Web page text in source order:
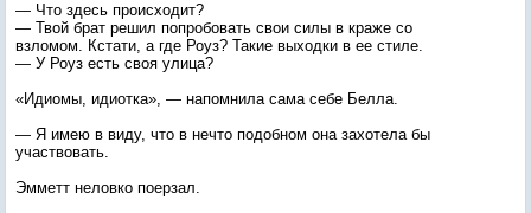
— Что здесь происходит?
— Твой брат решил попробовать свои силы в краже со
взломом. Кстати, а где Роуз? Такие выходки в ее стиле.
— У Роуз есть своя улица?
«Идиомы, идиотка», — напомнила сама себе Белла.
— Я имею в виду, что в нечто подобном она захотела бы
участвовать.
Эмметт неловко поерзал.